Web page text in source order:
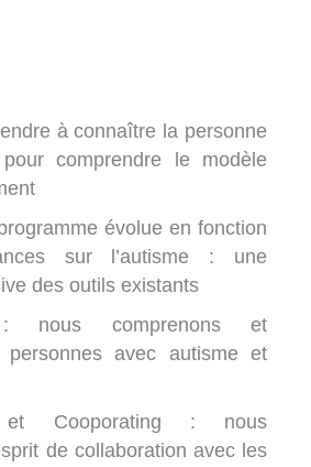
à connaître la personne
comprendre le modèle
évolue en fonction
sur l’autisme : une
des outils existants
: nous comprenons et
personnes avec autisme et
et Cooporating : nous
de collaboration avec les